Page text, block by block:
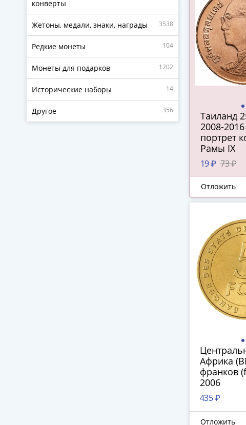
конверты
Жетоны, медали, знаки, награды 3538
Редкие монеты 104
Монеты для подарков 1202
Исторические наборы 14
Другое 356
Таиланд
2008-
портрет
Рамы IX
19 ₽ 73 ₽
Отложить
Африка
франков
2006
435 ₽
Отложить